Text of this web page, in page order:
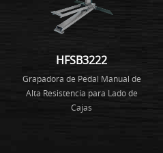
HFSB3222
Grapadora de Pedal Manual de
Alta Resistencia para Lado de
Cajas